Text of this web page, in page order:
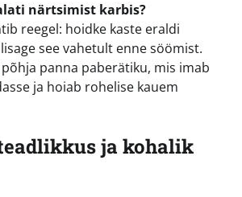
närtsimist karbis?
reegel: hoidke kaste eraldi
see vahetult enne söömist.
panna paberätiku, mis imab
ja hoiab rohelise kauem
ja kohalik